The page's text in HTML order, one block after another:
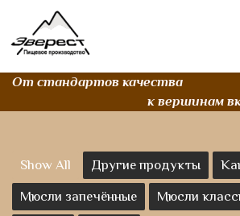
От стандартов качества
к вершинам
Show All Другие продукты
Мюсли запечённые Мюсли